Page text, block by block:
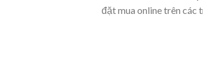
đặt mua online trên các